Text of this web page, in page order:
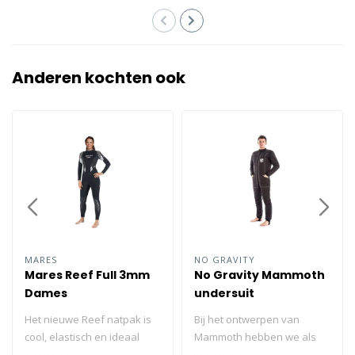
Anderen kochten ook
MARES
Mares Reef Full 3mm
Dames
Het nieuwe Reef natpak is
cool, elastisch en ideaal
NO GRAVITY
No Gravity Mammoth
undersuit
Bij het ontwerpen van
Mammoth hebben we als